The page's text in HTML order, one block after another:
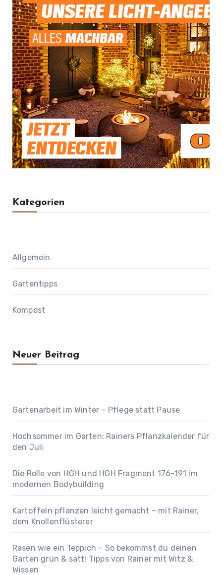
Kategorien
Allgemein
Gartentipps
Kompost
Neuer Beitrag
Gartenarbeit im Winter – Pflege statt Pause
Hochsommer im Garten: Rainers Pflanzkalender für
den Juli
Die Rolle von HGH und HGH Fragment 176-191 im
modernen Bodybuilding
Kartoffeln pflanzen leicht gemacht – mit Rainer,
dem Knollenflüsterer
Rasen wie ein Teppich – So bekommst du deinen
Garten grün & satt! Tipps von Rainer mit Witz &
Wissen